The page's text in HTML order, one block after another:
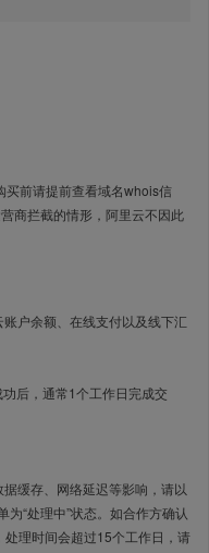
买前请提前查看域名whois信
商拦截的情形，阿里云不因此
户余额、在线支付以及线下汇
后，通常1个工作日完成交
缓存、网络延迟等影响，请以
“处理中”状态。如合作方确认
理时间会超过15个工作日，请